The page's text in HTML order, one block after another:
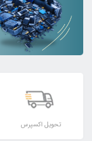
تحویل اکسپرس